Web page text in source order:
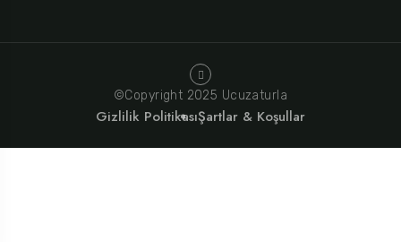
©Copyright 2025 Ucuzaturla
Gizlilik PolitikasıŞartlar & Koşullar